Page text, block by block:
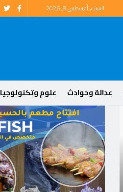
السبت, أغسطس 8, 2026
عدالة وحوادث علوم وتكنولوجيا